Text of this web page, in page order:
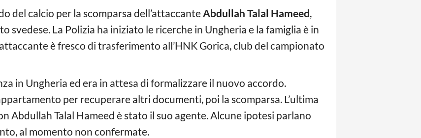
del calcio per la scomparsa dell’attaccanteAbdullah Talal Hameed,
svedese. La Polizia ha iniziato le ricerche in Ungheria e la famiglia è in
è fresco di trasferimento all’HNK Gorica, club del campionato
in Ungheria ed era in attesa di formalizzare il nuovo accordo.
per recuperare altri documenti, poi la scomparsa. L’ultima
Abdullah Talal Hameed è stato il suo agente. Alcune ipotesi parlano
al momento non confermate.